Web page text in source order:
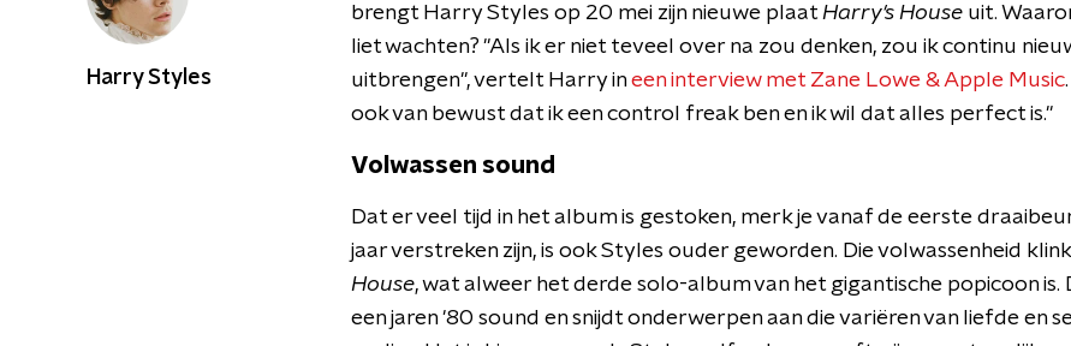
brengt Harry Styles op 20 mei zijn nieuwe plaat Harry's House uit.
liet wachten? "Als ik er niet teveel over na zou denken, zou ik continu
uitbrengen", vertelt Harry ineen interview met Zane Lowe & Apple Music
ook van bewust dat ik een control freak ben en ik wil dat alles perfect is."
Volwassen sound
Dat er veel tijd in het album is gestoken, merk je vanaf de eerste
jaar verstreken zijn, is ook Styles ouder geworden. Die volwassenheid
House, wat alweer het derde solo-album van het gigantische popicoon is.
een jaren '80 sound en snijdt onderwerpen aan die variëren van liefde en
Harry Styles